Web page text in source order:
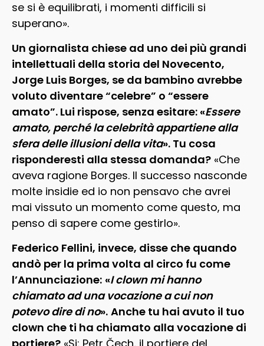
se si è equilibrati, i momenti difficili si
superano».
Un giornalista chiese ad uno dei più grandi
intellettuali della storia del Novecento,
Jorge Luis Borges, se da bambino avrebbe
voluto diventare “celebre” o “essere
amato”. Lui rispose, senza esitare: «Essere
amato, perché la celebrità appartiene alla
sfera delle illusioni della vita». Tu cosa
risponderesti alla stessa domanda? «Che
aveva ragione Borges. Il successo nasconde
molte insidie ed io non pensavo che avrei
mai vissuto un momento come questo, ma
penso di sapere come gestirlo».
Federico Fellini, invece, disse che quando
andò per la prima volta al circo fu come
l’Annunciazione: «I clown mi hanno
chiamato ad una vocazione a cui non
potevo dire di no». Anche tu hai avuto il tuo
clown che ti ha chiamato alla vocazione di